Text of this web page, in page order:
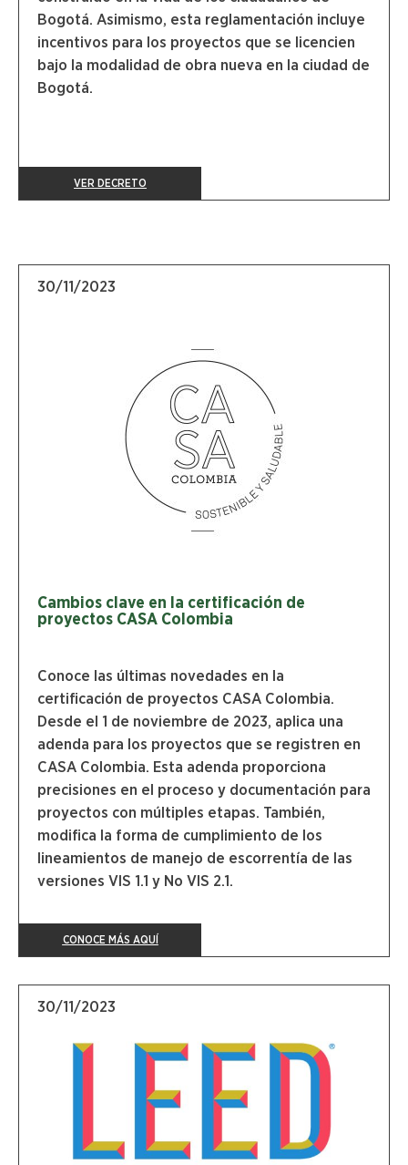
Bogotá. Asimismo, esta reglamentación incluye
incentivos para los proyectos que se licencien
bajo la modalidad de obra nueva en la ciudad de
Bogotá.
VER DECRETO
30/11/2023
Cambios clave en la certificación de
proyectos CASA Colombia
Conoce las últimas novedades en la
certificación de proyectos CASA Colombia.
Desde el 1 de noviembre de 2023, aplica una
adenda para los proyectos que se registren en
CASA Colombia. Esta adenda proporciona
precisiones en el proceso y documentación para
proyectos con múltiples etapas. También,
modifica la forma de cumplimiento de los
lineamientos de manejo de escorrentía de las
versiones VIS 1.1 y No VIS 2.1.
CONOCE MÁS AQUÍ
30/11/2023